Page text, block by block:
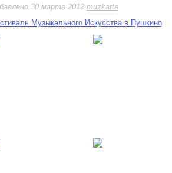
30 марта 2012 muzkarta
Музыкального Искусства в Пушкино